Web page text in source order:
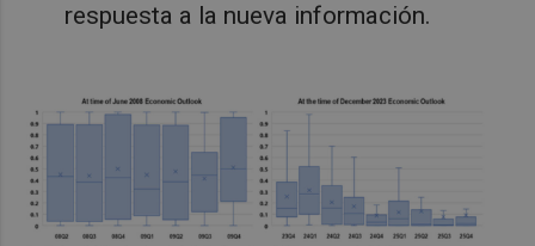
respuesta a la nueva información.